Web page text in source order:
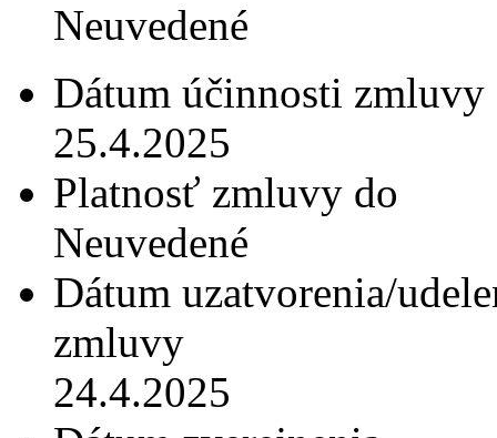
Neuvedené
Dátum účinnosti zmluvy
25.4.2025
Platnosť zmluvy do
Neuvedené
Dátum uzatvorenia/
zmluvy
24.4.2025